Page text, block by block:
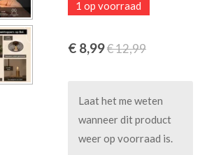
1 op voorraad
€ 8,99€ 12,99
Laat het me weten
wanneer dit product
weer op voorraad is.